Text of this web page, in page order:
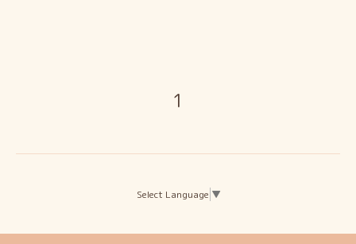
1
Select Language ▼